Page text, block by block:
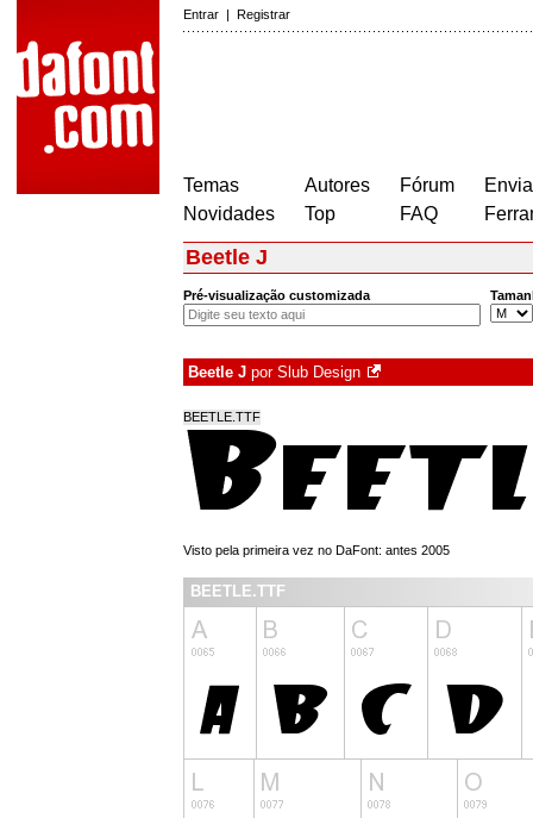
Entrar | Registrar
Temas
Novidades
Autores
Top
Fórum
FAQ
Beetle J
Pré-visualização customizada
Beetle J por Slub Design
BEETLE.TTF
Visto pela primeira vez no DaFont: antes 2005
BEETLE.TTF